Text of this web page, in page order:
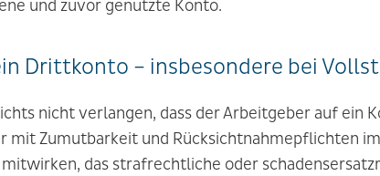
und zuvor genutzte Konto.
Drittkonto – insbesondere bei
nicht verlangen, dass der Arbeitgeber auf ein
Zumutbarkeit und Rücksichtnahmepflichten
das strafrechtliche oder